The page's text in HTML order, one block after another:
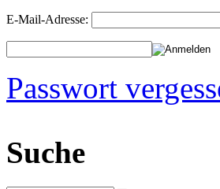
E-Mail-Adresse:
Passwort
Suche